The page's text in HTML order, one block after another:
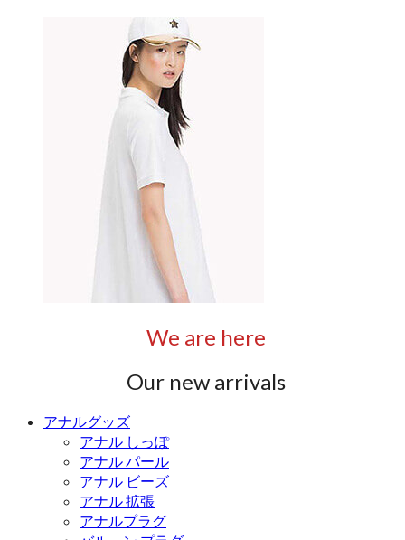
We are here
Our new arrivals
アナルグッズ
アナル しっぽ
アナル パール
アナル ビーズ
アナル 拡張
アナルプラグ